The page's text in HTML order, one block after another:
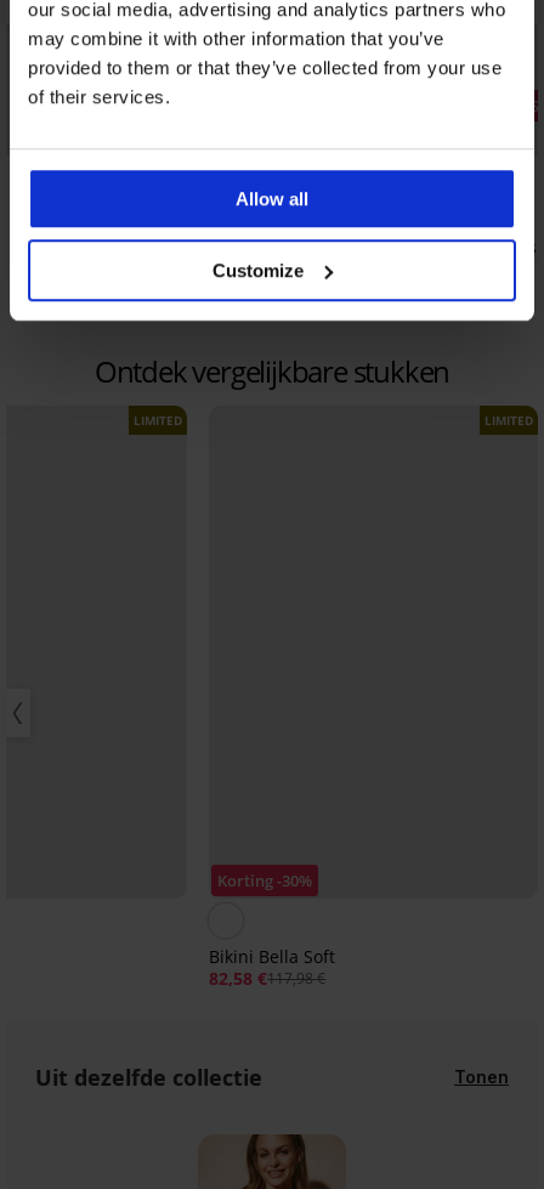
our social media, advertising and analytics partners who
may combine it with other information that you’ve
provided to them or that they’ve collected from your use
of their services.
Allow all
Customize
5
3+1 GRATIS
5
Brazilian slip Lady Grace New
3+1 GRATIS
Klassieke
Ontdek vergelijkbare stukken
LIMITED
Korting -30%
LIMITED
Bikini Bella Soft
82,58 €117,98 €
Uit dezelfde collectie Tonen